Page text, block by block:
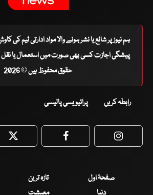
ہم نیوز پر شائع یا نشر ہونے والا مواد ادارتی ٹیم کی
پیشگی اجازت کسی بھی صورت میں استعمال یا نقل
حقوق محفوظ ہیں © 2026
رابطہ کریں پرائیویسی پالیسی
Twitter Facebook
صفحۂ اول تازہ ترین